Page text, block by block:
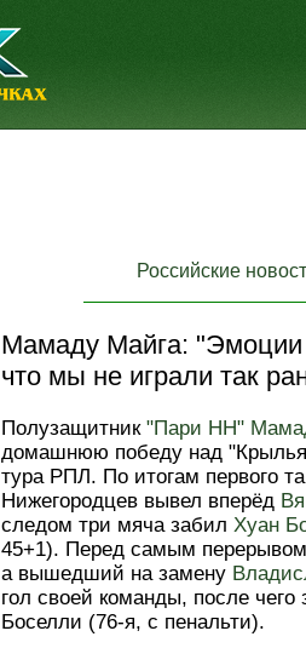
Российские
Мамаду Майга:
что мы не играли так
Полузащитник "Пари НН"
домашнюю победу над
тура РПЛ. По итогам первого
Нижегородцев вывел вперёд
следом три мяча забил Хуан
45+1). Перед самым
а вышедший на замену
гол своей команды, после
Боселли (76-я, с пенальти).